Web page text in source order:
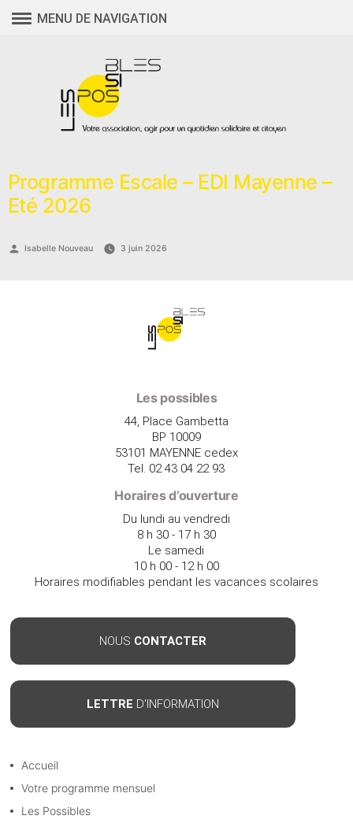
MENU DE NAVIGATION
Programme Escale – EDI Mayenne –
Eté 2026
Publié
Isabelle Nouveau 3 juin 2026
Les possibles
44, Place Gambetta
BP 10009
53101 MAYENNE cedex
Tel. 02 43 04 22 93
Horaires d’ouverture
Du lundi au vendredi
8 h 30 - 17 h 30
Le samedi
10 h 00 - 12 h 00
Horaires modifiables pendant les vacances scolaires
NOUS CONTACTER
LETTRE D'INFORMATION
Accueil
Votre programme mensuel
Les Possibles